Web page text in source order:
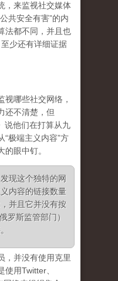
，来监视社交媒体
共安全有害”的内
法都不同，并且也
少还有详细证据
视哪些社交网络，
还不清楚，但
说他们在打算从九
“极端主义内容”方
眼中钉。
现这个独特的网
内容的链接数量
并且它并没有按
罗斯监管部门）
，并没有使用克里
用Twitter、